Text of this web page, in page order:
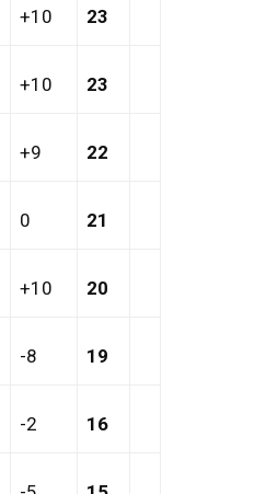
+10 23
+10 23
+9 22
0 21
+10 20
-8 19
-2 16